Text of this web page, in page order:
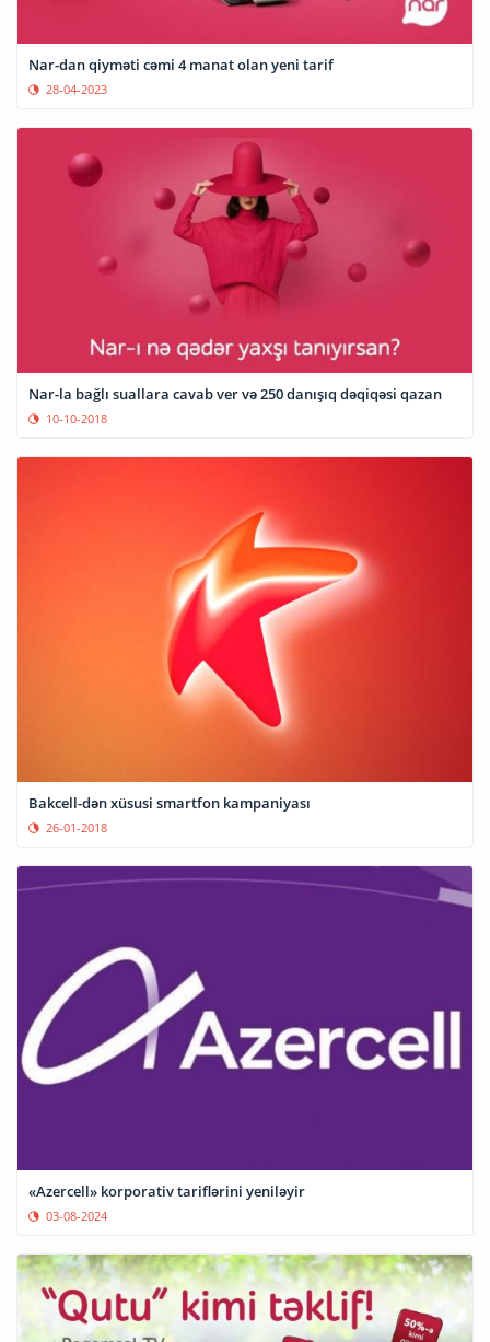
Nar-dan qiyməti cəmi 4 manat olan yeni tarif
28-04-2023
Nar-la bağlı suallara cavab ver və 250 danışıq dəqiqəsi qazan
10-10-2018
Bakcell-dən xüsusi smartfon kampaniyası
26-01-2018
«Azercell» korporativ tariflərini yeniləyir
03-08-2024